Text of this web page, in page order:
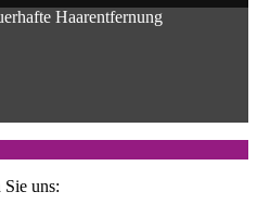
Haarentfernung
Sie uns: